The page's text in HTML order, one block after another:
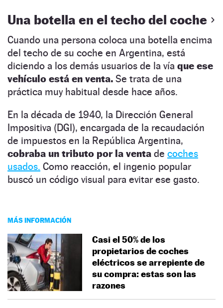
Una botella en el techo del coche
Cuando una persona coloca una botella encima
del techo de su coche en Argentina, está
diciendo a los demás usuarios de la vía que ese
vehículo está en venta. Se trata de una
práctica muy habitual desde hace años.
En la década de 1940, la Dirección General
Impositiva (DGI), encargada de la recaudación
de impuestos en la República Argentina,
cobraba un tributo por la venta de coches
usados. Como reacción, el ingenio popular
buscó un código visual para evitar ese gasto.
MÁS INFORMACIÓN
Casi el 50% de los
propietarios de coches
eléctricos se arrepiente de
su compra: estas son las
razones